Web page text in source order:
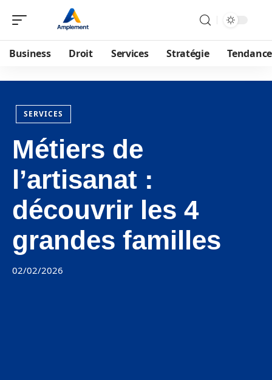
Business Droit Services Stratégie
SERVICES
Métiers de
l’artisanat :
découvrir les 4
grandes familles
02/02/2026